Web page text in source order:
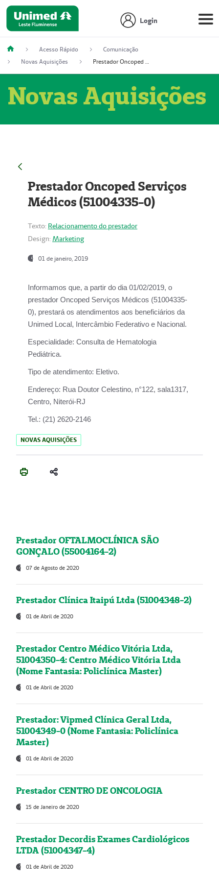
Login
Acesso Rápido
Comunicação
Novas Aquisições
Prestador Oncoped Serviços Médicos (51004335-0)
Novas Aquisições
Prestador Oncoped Serviços
Médicos (51004335-0)
Texto: Relacionamento do prestador
Design: Marketing
01 de janeiro, 2019
Informamos que, a partir do dia 01/02/2019, o
prestador Oncoped Serviços Médicos (51004335-
0), prestará os atendimentos aos beneficiários da
Unimed Local, Intercâmbio Federativo e Nacional.
Especialidade: Consulta de Hematologia
Pediátrica.
Tipo de atendimento: Eletivo.
Endereço: Rua Doutor Celestino, n°122, sala1317,
Centro, Niterói-RJ
Tel.: (21) 2620-2146
NOVAS AQUISIÇÕES
Prestador OFTALMOCLÍNICA SÃO
GONÇALO (55004164-2)
07 de Agosto de 2020
Prestador Clínica Itaipú Ltda (51004348-2)
01 de Abril de 2020
Prestador Centro Médico Vitória Ltda,
51004350-4: Centro Médico Vitória Ltda
(Nome Fantasia: Policlínica Master)
01 de Abril de 2020
Prestador: Vipmed Clínica Geral Ltda,
51004349-0 (Nome Fantasia: Policlínica
Master)
01 de Abril de 2020
Prestador CENTRO DE ONCOLOGIA
15 de Janeiro de 2020
Prestador Decordis Exames Cardiológicos
LTDA (51004347-4)
01 de Abril de 2020